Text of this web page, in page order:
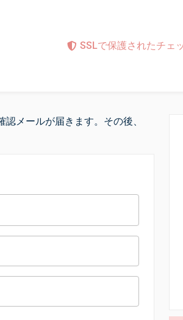
SSLで保護されたチェ
メールが届きます。その後、